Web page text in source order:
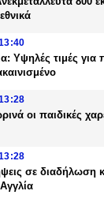
Υψηλές τιμές
οι παιδικές
σε διαδήλωση